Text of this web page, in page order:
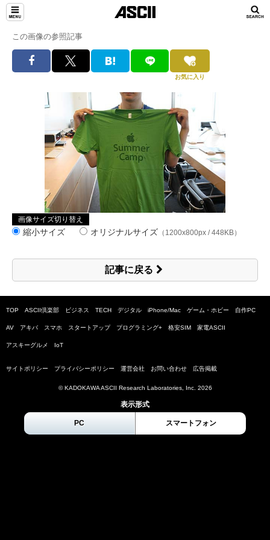
この画像の参照記事
お気に入り
画像サイズ切り替え
縮小サイズ オリジナルサイズ （1200x800px / 448KB）
記事に戻る
TOP ASCII倶楽部 ビジネス TECH デジタル iPhone/Mac ゲーム・ホビー 自作PC
AV アキバ スマホ スタートアップ プログラミング+ 格安SIM 家電ASCII
アスキーグルメ IoT
サイトポリシー プライバシーポリシー 運営会社 お問い合わせ 広告掲載
© KADOKAWA ASCII Research Laboratories, Inc. 2026
表示形式
PC スマートフォン